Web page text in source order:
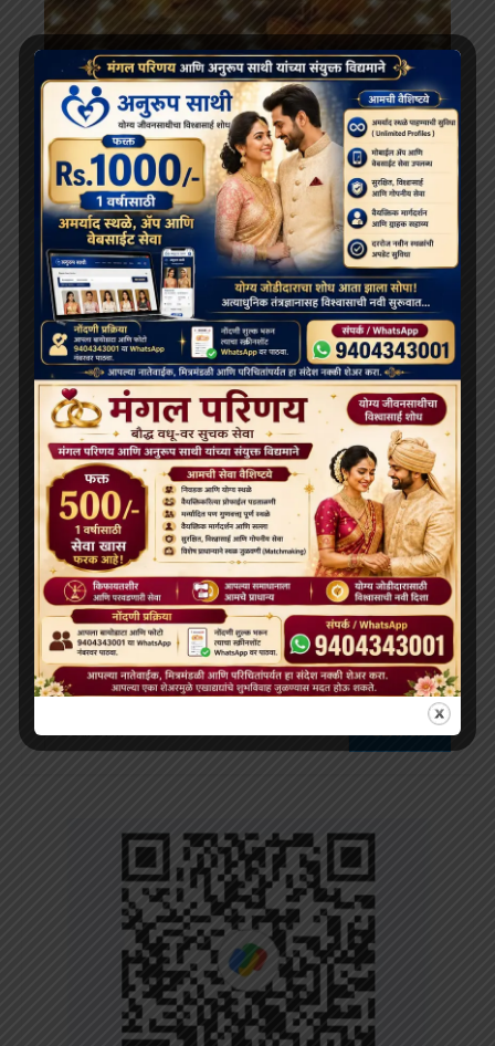
सोशल
बुद्ध पूर्णिमा 2026: महत्व, इतिहास और बुद्ध पूर्णिमा कैसे मनाएं |
Buddhist bharat
April 21, 2026
सोशल
31वां बौद्ध परिवार मिलन मेला,2026 31st Buddhist Family
Reunion Fair, 2026
January 23, 2026
SEARCH
for: